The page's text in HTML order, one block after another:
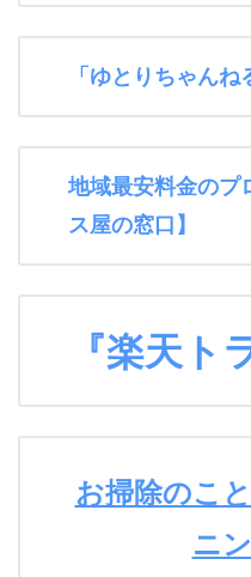
「ゆとりちゃん
地域最安料金のプ
ス屋の窓口】
『楽天ト
お掃除のこ
ニ